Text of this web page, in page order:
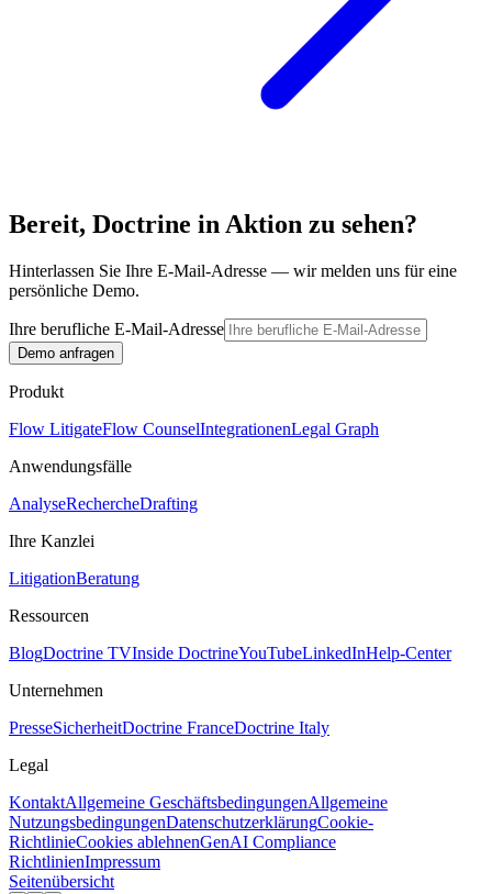
Bereit, Doctrine in Aktion zu sehen?
Hinterlassen Sie Ihre E-Mail-Adresse — wir melden uns für eine
persönliche Demo.
Ihre berufliche E-Mail-Adresse
Demo anfragen
Produkt
Flow LitigateFlow CounselIntegrationenLegal Graph
Anwendungsfälle
AnalyseRechercheDrafting
Ihre Kanzlei
LitigationBeratung
Ressourcen
BlogDoctrine TVInside DoctrineYouTubeLinkedInHelp-Center
Unternehmen
PresseSicherheitDoctrine FranceDoctrine Italy
Legal
KontaktAllgemeine GeschäftsbedingungenAllgemeine
NutzungsbedingungenDatenschutzerklärungCookie-
RichtlinieCookies ablehnenGenAI Compliance
RichtlinienImpressum
Seitenübersicht